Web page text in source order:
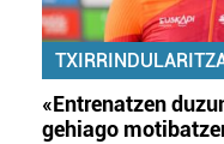
«Entrenatzen
gehiago